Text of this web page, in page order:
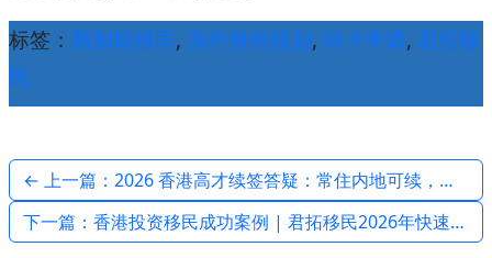
标签： 新加坡移民, 海外身份规划, 绿卡申请, 君拓移
民
← 上一篇：2026 香港高才续签答疑：常住内地可续，但这些要求必须满足！
下一篇：香港投资移民成功案例 | 君拓移民2026年快速获批 | 400-004-5801 →